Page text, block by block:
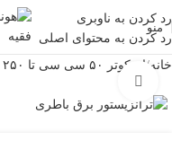
رد کردن به ناوبری
رد کردن به محتوای اصلی
منو
خانه اسکوتر ۵۰ سی سی تا ۲۵۰ سی‌سی